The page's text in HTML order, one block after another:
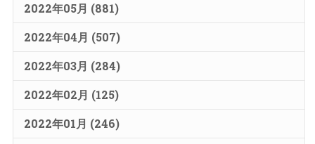
2022年05月 (881)
2022年04月 (507)
2022年03月 (284)
2022年02月 (125)
2022年01月 (246)